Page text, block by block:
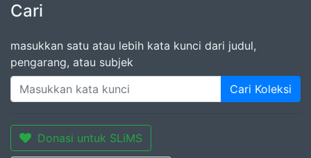
Cari
masukkan satu atau lebih kata kunci dari judul,
pengarang, atau subjek
Cari Koleksi
Donasi untuk SLiMS